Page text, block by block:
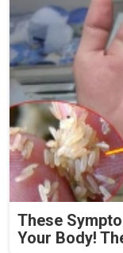
These
Your Body!